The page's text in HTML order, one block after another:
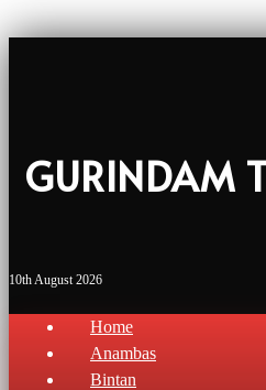
GURINDAM
10th August 2026
Home
Anambas
Bintan